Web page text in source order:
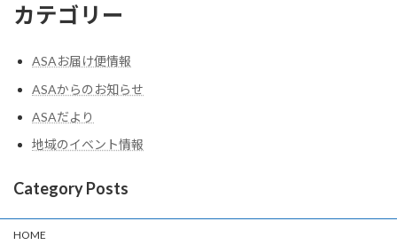
カテゴリー
ASAお届け便情報
ASAからのお知らせ
ASAだより
地域のイベント情報
Category Posts
HOME